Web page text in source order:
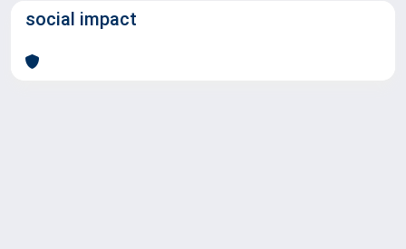
social impact